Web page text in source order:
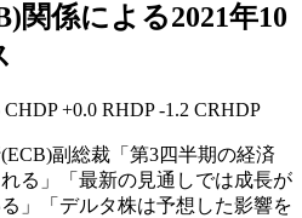
関係による2021年10
+0.0 RHDP -1.2 CRHDP
副総裁「第3四半期の経済
る」「最新の見通しでは成長が
」「デルタ株は予想した影響を